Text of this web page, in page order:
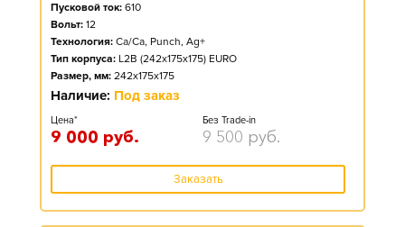
Пусковой ток: 610
Вольт: 12
Технология: Ca/Ca, Punch, Ag+
Тип корпуса: L2B (242x175x175) EURO
Размер, мм: 242x175x175
Наличие: Под заказ
Цена*
9 000 руб.
Без Trade-in
9 500 руб.
Заказать